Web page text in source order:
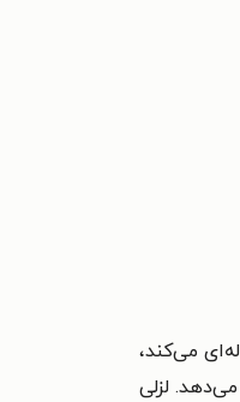
می‌کند،
لزلی